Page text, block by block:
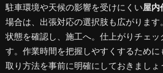
駐車環境や天候の影響を受けにくい屋内
場合は、出張対応の選択肢も広がりま
状態を確認し、施工へ。仕上がりチェ
す。作業時間を把握しやすくするため
取り方法を事前に明確にしておきまし